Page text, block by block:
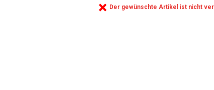
Der gewünschte Artikel ist nicht